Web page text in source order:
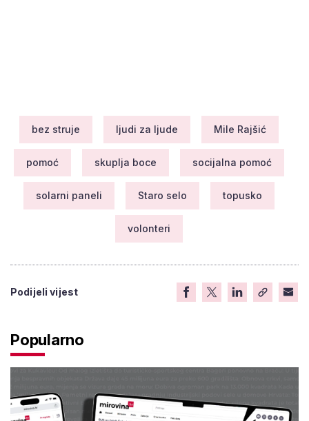
bez struje ljudi za ljude Mile Rajšić
pomoć skuplja boce socijalna pomoć
solarni paneli Staro selo topusko
volonteri
Podijeli vijest
Popularno